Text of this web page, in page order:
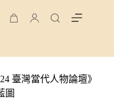
臺灣當代人物論壇》
圖